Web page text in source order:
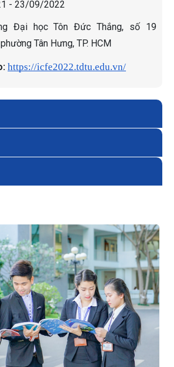
- 23/09/2022
Đại học Tôn Đức Thắng, số 19
Tân Hưng, TP. HCM
https://icfe2022.tdtu.edu.vn/